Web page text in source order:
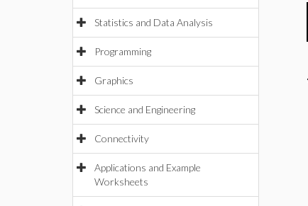
Statistics and Data Analysis
Programming
Graphics
Science and Engineering
Connectivity
Applications and Example
Worksheets